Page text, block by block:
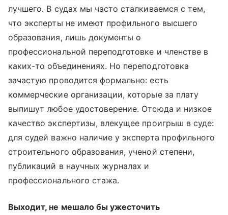
лучшего. В судах мы часто сталкиваемся с тем,
что эксперты не имеют профильного высшего
образования, лишь документы о
профессиональной переподготовке и членстве в
каких-то объединениях. Но переподготовка
зачастую проводится формально: есть
коммерческие организации, которые за плату
выпишут любое удостоверение. Отсюда и низкое
качество экспертизы, влекущее проигрыш в суде:
для судей важно наличие у эксперта профильного
строительного образования, ученой степени,
публикаций в научных журналах и
профессионального стажа.
Выходит, не мешало бы ужесточить